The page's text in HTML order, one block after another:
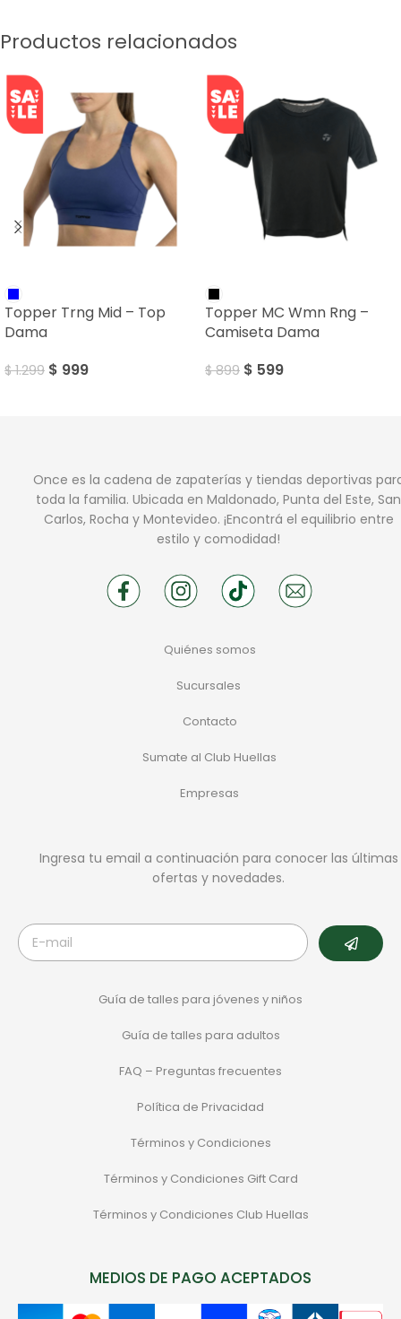
Productos relacionados
Topper Trng Mid – Top
Dama
$1.299 $ 999
Topper MC Wmn Rng –
Camiseta Dama
$899 $ 599
Once es la cadena de zapaterías y tiendas deportivas
toda la familia. Ubicada en Maldonado, Punta del Este, San
Carlos, Rocha y Montevideo. ¡Encontrá el equilibrio entre
estilo y comodidad!
Quiénes somos
Sucursales
Contacto
Sumate al Club Huellas
Empresas
Ingresa tu email a continuación para conocer las últimas
ofertas y novedades.
Guía de talles para jóvenes y niños
Guía de talles para adultos
FAQ – Preguntas frecuentes
Política de Privacidad
Términos y Condiciones
Términos y Condiciones Gift Card
Términos y Condiciones Club Huellas
MEDIOS DE PAGO ACEPTADOS